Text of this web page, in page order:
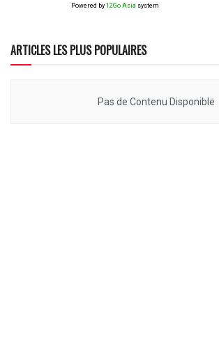
Powered by 12Go Asia system
ARTICLES LES PLUS POPULAIRES
Pas de Contenu Disponible